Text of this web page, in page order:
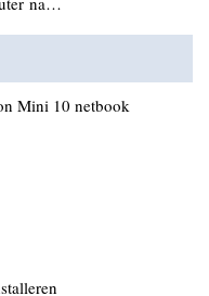
Mini 10 netbook